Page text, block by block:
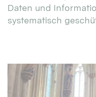
Daten und
systematisch